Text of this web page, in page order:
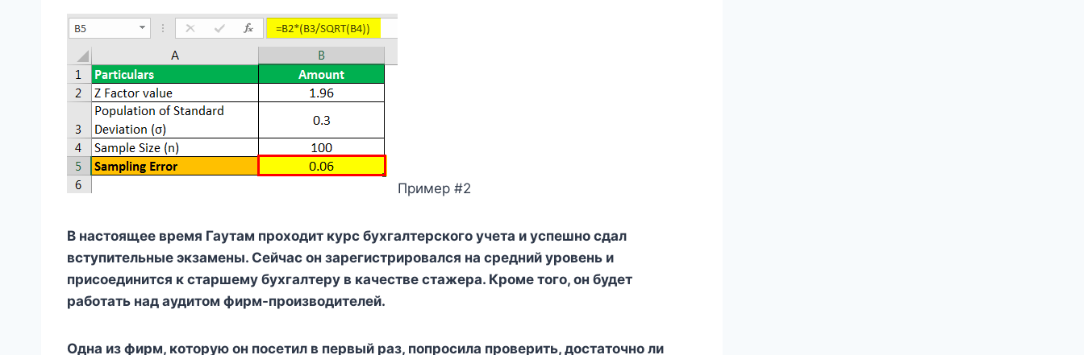
Пример #2
В настоящее время Гаутам проходит курс бухгалтерского учета и успешно сдал
вступительные экзамены. Сейчас он зарегистрировался на средний уровень и
присоединится к старшему бухгалтеру в качестве стажера. Кроме того, он будет
работать над аудитом фирм-производителей.
Одна из фирм, которую он посетил в первый раз, попросила проверить, достаточно ли